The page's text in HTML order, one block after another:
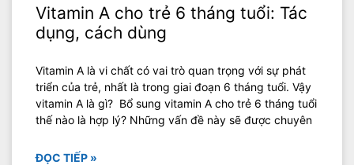
Vitamin A cho trẻ 6 tháng tuổi: Tác
dụng, cách dùng
Vitamin A là vi chất có vai trò quan trọng với sự phát
triển của trẻ, nhất là trong giai đoạn 6 tháng tuổi. Vậy
vitamin A là gì? Bổ sung vitamin A cho trẻ 6 tháng tuổi
thế nào là hợp lý? Những vấn đề này sẽ được chuyên
ĐỌC TIẾP »